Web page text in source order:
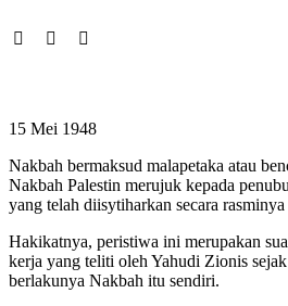
15 Mei 1948
Nakbah bermaksud malapetaka atau
Nakbah Palestin merujuk kepada
yang telah diisytiharkan secara
Hakikatnya, peristiwa ini merupakan
kerja yang teliti oleh Yahudi Zionis
berlakunya Nakbah itu sendiri.